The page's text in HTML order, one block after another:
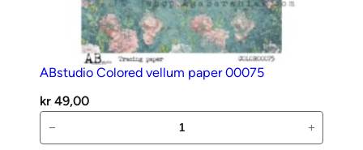
ABstudio Colored vellum paper 00075
kr 49,00
Colored
− +